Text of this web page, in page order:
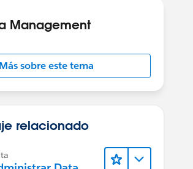
Management
Más sobre este tema
relacionado